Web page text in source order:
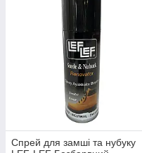
Спрей для замші та нубуку